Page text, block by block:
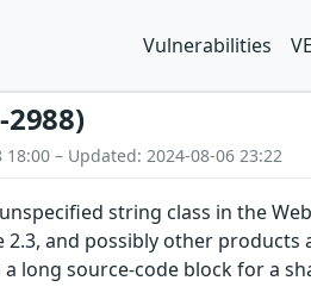
Vulnerabilities
2988)
– Updated: 2024-08-06 23:22
string class in the
2.3, and possibly other
long source-code block for a